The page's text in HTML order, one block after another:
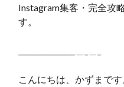
Instagram集客・完全攻
す。
こんにちは、かずまです